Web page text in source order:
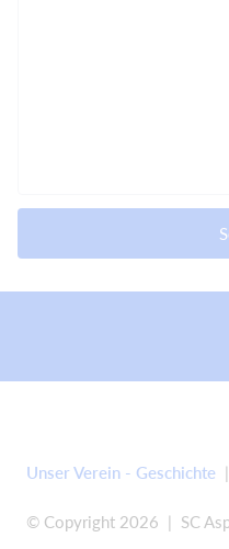
Unser Verein - Geschichte |
© Copyright 2026 | SC